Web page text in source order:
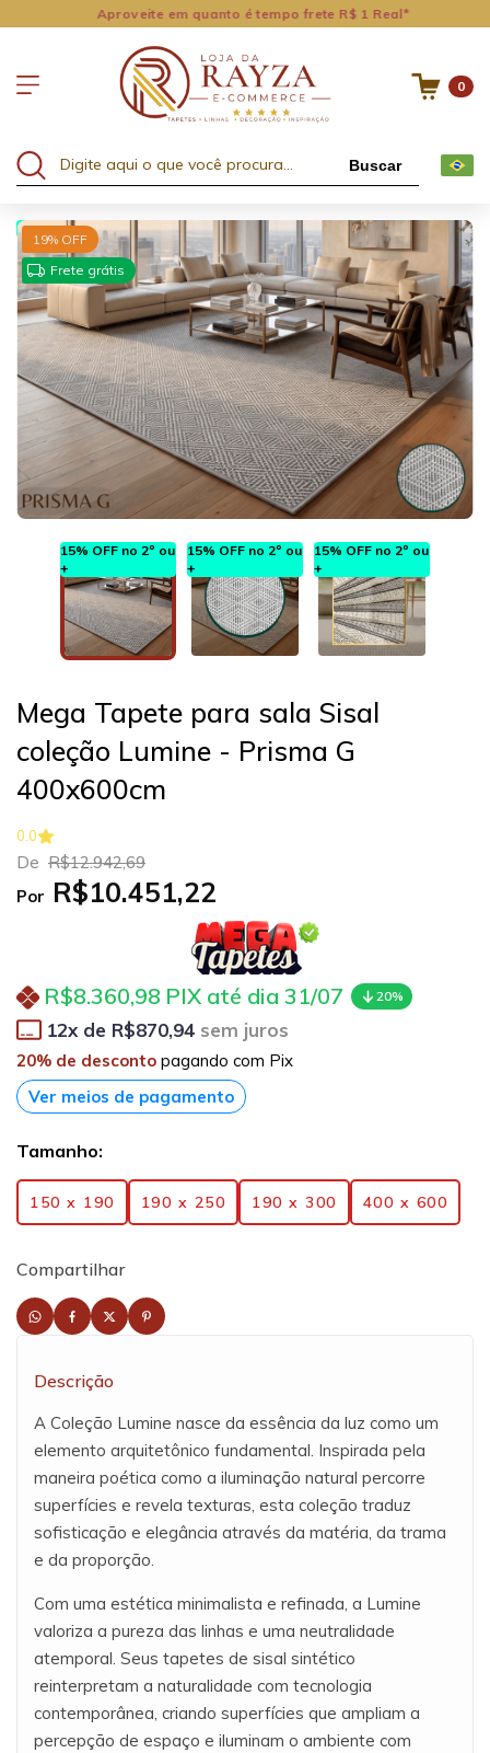
Aproveite em quanto é tempo frete R$ 1 Real*
0
Buscar
19% OFF
Frete grátis
15% OFF no 2º ou +
15% OFF no 2º ou
+
15% OFF no 2º ou
+
15% OFF no 2º ou
+
Mega Tapete para sala Sisal
coleção Lumine - Prisma G
400x600cm
0.0
De R$12.942,69
Por R$10.451,22
R$8.360,98 PIX até dia 31/07 20%
12x de R$870,94 sem juros
20% de desconto pagando com Pix
Ver meios de pagamento
Tamanho:
150 x 190 190 x 250 190 x 300 400 x 600
Compartilhar
Descrição
A Coleção Lumine nasce da essência da luz como um
elemento arquitetônico fundamental. Inspirada pela
maneira poética como a iluminação natural percorre
superfícies e revela texturas, esta coleção traduz
sofisticação e elegância através da matéria, da trama
e da proporção.
Com uma estética minimalista e refinada, a Lumine
valoriza a pureza das linhas e uma neutralidade
atemporal. Seus tapetes de sisal sintético
reinterpretam a naturalidade com tecnologia
contemporânea, criando superfícies que ampliam a
percepção de espaço e iluminam o ambiente com